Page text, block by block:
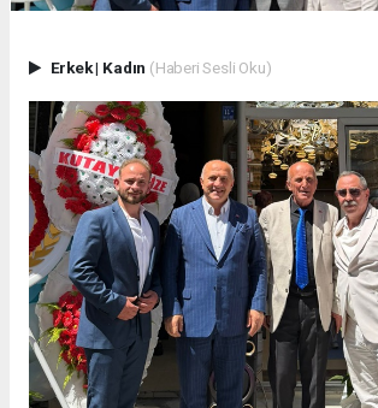
Erkek| Kadın (Haberi Sesli Oku)